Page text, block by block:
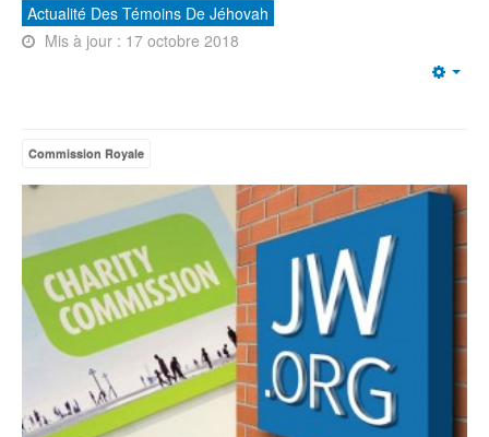
Actualité Des Témoins De Jéhovah
Mis à jour : 17 octobre 2018
Commission Royale